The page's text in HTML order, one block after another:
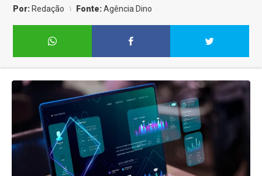
Por: Redação Fonte:Agência Dino